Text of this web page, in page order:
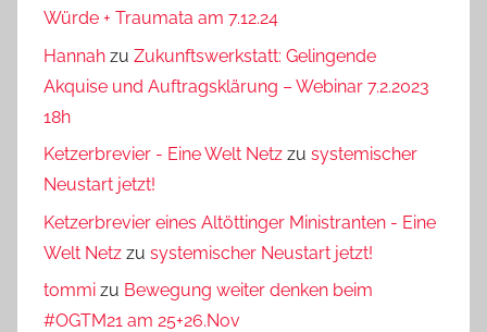
Würde + Traumata am 7.12.24
Hannah zu Zukunftswerkstatt: Gelingende
Akquise und Auftragsklärung – Webinar 7.2.2023
18h
Ketzerbrevier - Eine Welt Netz zu systemischer
Neustart jetzt!
Ketzerbrevier eines Altöttinger Ministranten - Eine
Welt Netz zu systemischer Neustart jetzt!
tommi zu Bewegung weiter denken beim
#OGTM21 am 25+26.Nov